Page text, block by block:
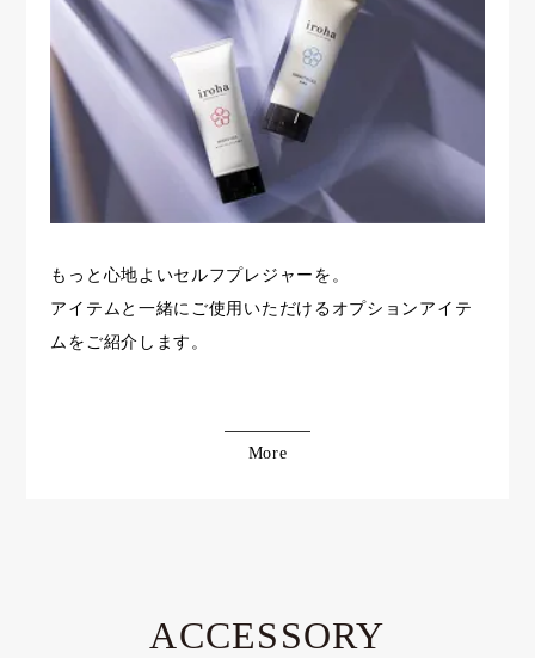
もっと心地よいセルフプレジャーを。
アイテムと一緒にご使用いただけるオプションアイテ
ムをご紹介します。
More
ACCESSORY